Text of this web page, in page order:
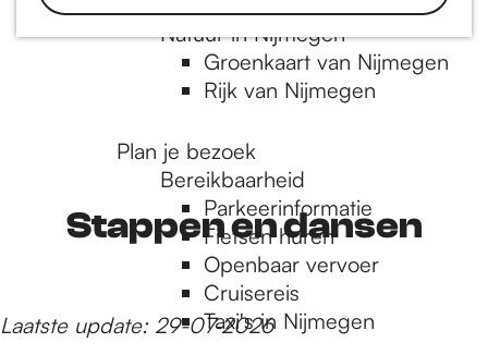
Natuur in Nijmegen
Groenkaart van Nijmegen
Rijk van Nijmegen
Plan je bezoek
Bereikbaarheid
Parkeerinformatie
Fietsen huren
Openbaar vervoer
Cruisereis
Taxi's in Nijmegen
Stappen en dansen
Laatste update: 29-07-2026